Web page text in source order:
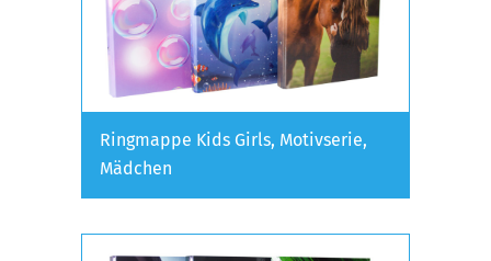
Ringmappe Kids Girls, Motivserie,
Mädchen